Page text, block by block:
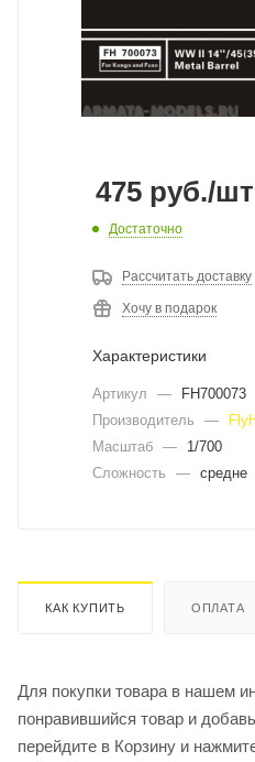
475 руб./шт
Достаточно
Рассчитать доставку
Хочу в подарок
Характеристики
Артикул —
FH700073
Производитель
—
Масштаб —
1/700
Сложность
— средне
КАК КУПИТЬ ОПЛАТА
Для покупки товара в нашем
понравившийся товар и
перейдите в Корзину и